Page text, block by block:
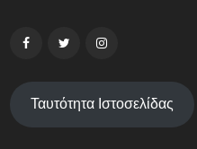
Ταυτότητα Ιστοσελίδας